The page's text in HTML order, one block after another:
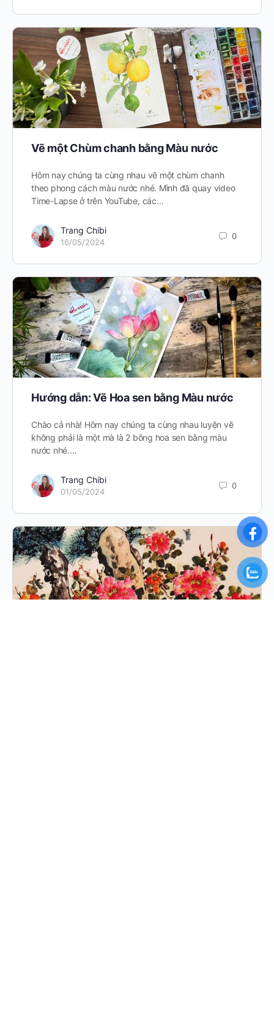
Vẽ một Chùm chanh bằng Màu nước
Hôm nay chúng ta cùng nhau vẽ một chùm chanh
theo phong cách màu nước nhé. Mình đã quay video
Time-Lapse ở trên YouTube, các…
Trang Chibi
16/05/2024
0
Hướng dẫn: Vẽ Hoa sen bằng Màu nước
Chào cả nhà! Hôm nay chúng ta cùng nhau luyện vẽ
không phải là một mà là 2 bông hoa sen bằng màu
nước nhé.…
Trang Chibi
01/05/2024
0